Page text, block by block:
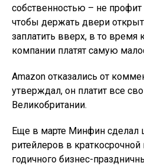
собственностью – не
чтобы держать двери
заплатить вверх, в то время
компании платят самую
Amazon отказались от
утверждал, он платит все
Великобритании.
Еще в марте Минфин сделал
ритейлеров в
годичного бизнес-